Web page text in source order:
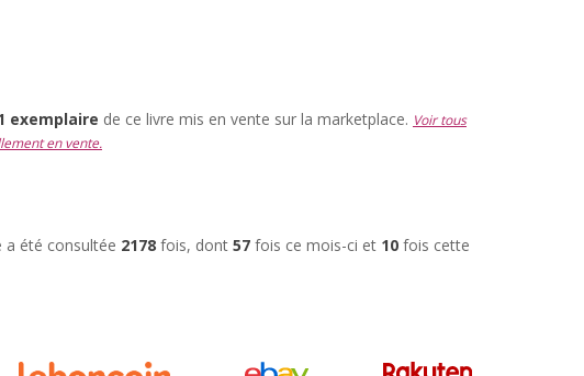
exemplaire de ce livre mis en vente sur la marketplace. Voir tous
en vente.
été consultée 2178fois, dont 57fois ce mois-ci et 10fois cette